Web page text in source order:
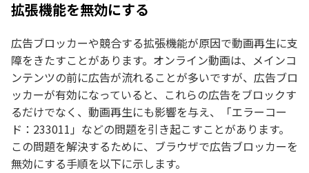
拡張機能を無効にする
広告ブロッカーや競合する拡張機能が原因で動画再生に支
障をきたすことがあります。オンライン動画は、メインコ
ンテンツの前に広告が流れることが多いですが、広告ブロ
ッカーが有効になっていると、これらの広告をブロックす
るだけでなく、動画再生にも影響を与え、「エラーコー
ド：233011」などの問題を引き起こすことがあります。
この問題を解決するために、ブラウザで広告ブロッカーを
無効にする手順を以下に示します。